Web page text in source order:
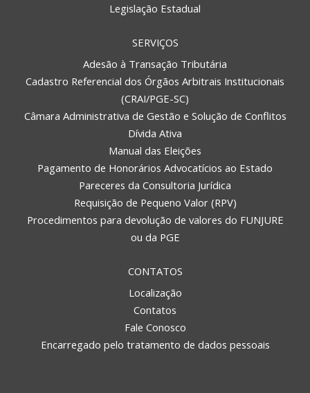
Legislação Estadual
SERVIÇOS
Adesão à Transação Tributária
Cadastro Referencial dos Órgãos Arbitrais Institucionais
(CRAI/PGE-SC)
Câmara Administrativa de Gestão e Solução de Conflitos
Dívida Ativa
Manual das Eleições
Pagamento de Honorários Advocatícios ao Estado
Pareceres da Consultoria Jurídica
Requisição de Pequeno Valor (RPV)
Procedimentos para devolução de valores do FUNJURE
ou da PGE
CONTATOS
Localização
Contatos
Fale Conosco
Encarregado pelo tratamento de dados pessoais